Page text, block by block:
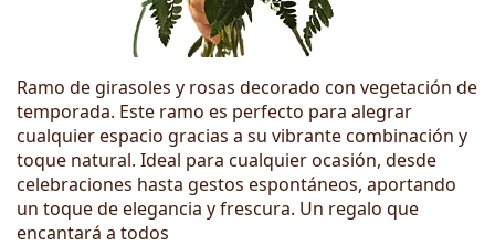
Ramo de girasoles y rosas decorado con vegetación de
temporada. Este ramo es perfecto para alegrar
cualquier espacio gracias a su vibrante combinación y
toque natural. Ideal para cualquier ocasión, desde
celebraciones hasta gestos espontáneos, aportando
un toque de elegancia y frescura. Un regalo que
encantará a todos